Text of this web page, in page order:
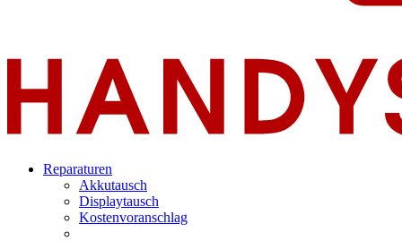
Reparaturen
Akkutausch
Displaytausch
Kostenvoranschlag